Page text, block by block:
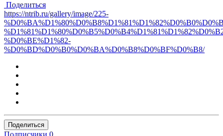
Поделиться
https://ntrib.ru/gallery/image/225-
%D0%BE%D1%82-
%D0%BD%D0%B0%D0%BA%D0%B8%D0%BF%D0%B8/
Поделиться